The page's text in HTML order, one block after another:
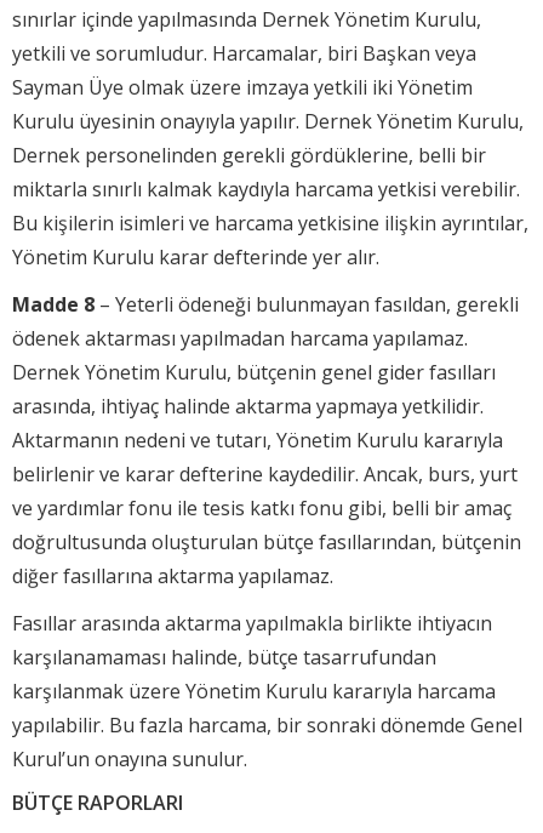
sınırlar içinde yapılmasında Dernek Yönetim Kurulu,
yetkili ve sorumludur. Harcamalar, biri Başkan veya
Sayman Üye olmak üzere imzaya yetkili iki Yönetim
Kurulu üyesinin onayıyla yapılır. Dernek Yönetim Kurulu,
Dernek personelinden gerekli gördüklerine, belli bir
miktarla sınırlı kalmak kaydıyla harcama yetkisi verebilir.
Bu kişilerin isimleri ve harcama yetkisine ilişkin ayrıntılar,
Yönetim Kurulu karar defterinde yer alır.
Madde 8 – Yeterli ödeneği bulunmayan fasıldan, gerekli
ödenek aktarması yapılmadan harcama yapılamaz.
Dernek Yönetim Kurulu, bütçenin genel gider fasılları
arasında, ihtiyaç halinde aktarma yapmaya yetkilidir.
Aktarmanın nedeni ve tutarı, Yönetim Kurulu kararıyla
belirlenir ve karar defterine kaydedilir. Ancak, burs, yurt
ve yardımlar fonu ile tesis katkı fonu gibi, belli bir amaç
doğrultusunda oluşturulan bütçe fasıllarından, bütçenin
diğer fasıllarına aktarma yapılamaz.
Fasıllar arasında aktarma yapılmakla birlikte ihtiyacın
karşılanamaması halinde, bütçe tasarrufundan
karşılanmak üzere Yönetim Kurulu kararıyla harcama
yapılabilir. Bu fazla harcama, bir sonraki dönemde Genel
Kurul’un onayına sunulur.
BÜTÇE RAPORLARI